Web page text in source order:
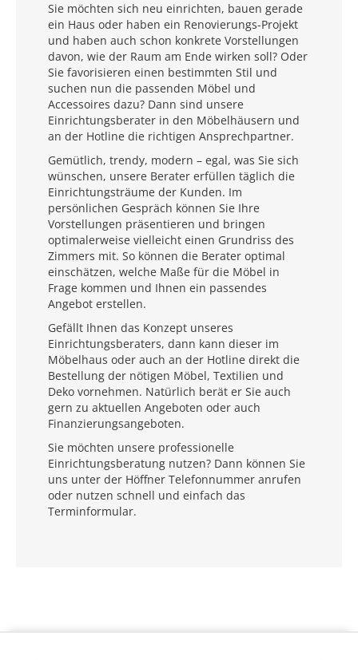
Sie möchten sich neu einrichten, bauen gerade
ein Haus oder haben ein Renovierungs-Projekt
und haben auch schon konkrete Vorstellungen
davon, wie der Raum am Ende wirken soll? Oder
Sie favorisieren einen bestimmten Stil und
suchen nun die passenden Möbel und
Accessoires dazu? Dann sind unsere
Einrichtungsberater in den Möbelhäusern und
an der Hotline die richtigen Ansprechpartner.
Gemütlich, trendy, modern – egal, was Sie sich
wünschen, unsere Berater erfüllen täglich die
Einrichtungsträume der Kunden. Im
persönlichen Gespräch können Sie Ihre
Vorstellungen präsentieren und bringen
optimalerweise vielleicht einen Grundriss des
Zimmers mit. So können die Berater optimal
einschätzen, welche Maße für die Möbel in
Frage kommen und Ihnen ein passendes
Angebot erstellen.
Gefällt Ihnen das Konzept unseres
Einrichtungsberaters, dann kann dieser im
Möbelhaus oder auch an der Hotline direkt die
Bestellung der nötigen Möbel, Textilien und
Deko vornehmen. Natürlich berät er Sie auch
gern zu aktuellen Angeboten oder auch
Finanzierungsangeboten.
Sie möchten unsere professionelle
Einrichtungsberatung nutzen? Dann können Sie
uns unter der Höffner Telefonnummer anrufen
oder nutzen schnell und einfach das
Terminformular.